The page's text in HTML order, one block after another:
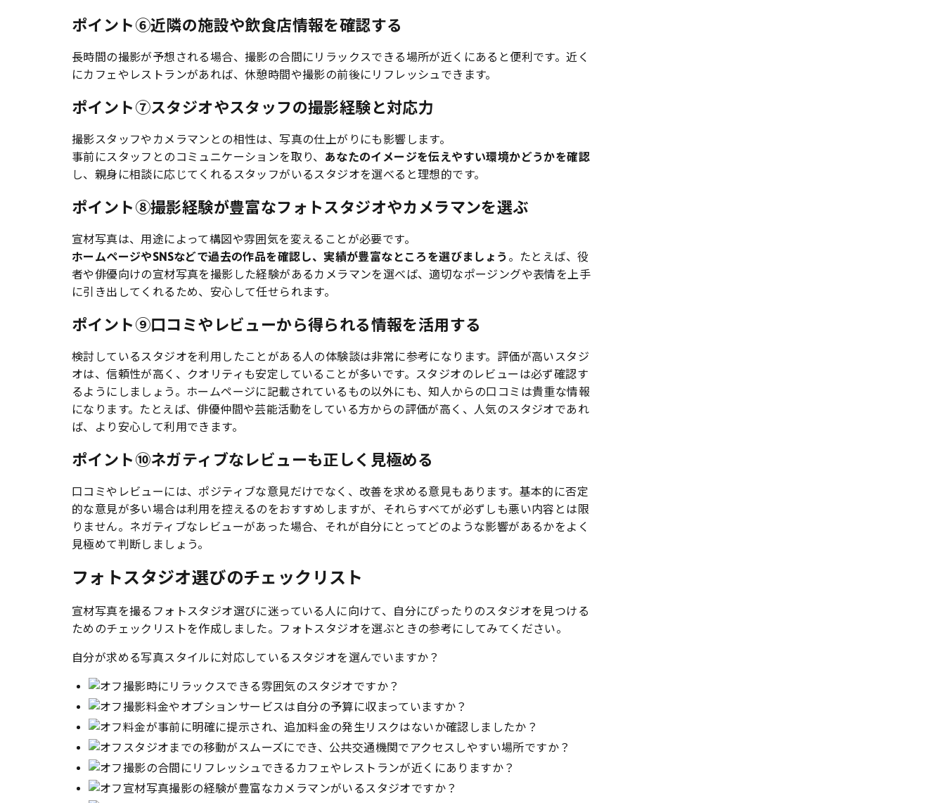
ポイント⑥近隣の施設や飲食店情報を確認する
長時間の撮影が予想される場合、撮影の合間にリラックスできる場所が近くにあると便利です。近く
にカフェやレストランがあれば、休憩時間や撮影の前後にリフレッシュできます。
ポイント⑦スタジオやスタッフの撮影経験と対応力
撮影スタッフやカメラマンとの相性は、写真の仕上がりにも影響します。
事前にスタッフとのコミュニケーションを取り、 あなたのイメージを伝えやすい環境かどうかを確認
し、親身に相談に応じてくれるスタッフがいるスタジオを選べると理想的です。
ポイント⑧撮影経験が豊富なフォトスタジオやカメラマンを選ぶ
宣材写真は、用途によって構図や雰囲気を変えることが必要です。
ホームページやSNSなどで過去の作品を確認し、実績が豊富なところを選びましょう 。たとえば、役
者や俳優向けの宣材写真を撮影した経験があるカメラマンを選べば、適切なポージングや表情を上手
に引き出してくれるため、安心して任せられます。
ポイント⑨口コミやレビューから得られる情報を活用する
検討しているスタジオを利用したことがある人の体験談は非常に参考になります。評価が高いスタジ
オは、信頼性が高く、クオリティも安定していることが多いです。スタジオのレビューは必ず確認す
るようにしましょう。ホームページに記載されているもの以外にも、知人からの口コミは貴重な情報
になります。たとえば、俳優仲間や芸能活動をしている方からの評価が高く、人気のスタジオであれ
ば、より安心して利用できます。
ポイント⑩ネガティブなレビューも正しく見極める
口コミやレビューには、ポジティブな意見だけでなく、改善を求める意見もあります。 基本的に否定
的な意見が多い場合は利用を控えるのをおすすめしますが、それらすべてが必ずしも悪い内容とは限
りません。ネガティブなレビューがあった場合、それが自分にとってどのような影響があるかをよく
見極めて判断しましょう。
フォトスタジオ選びのチェックリスト
宣材写真を撮るフォトスタジオ選びに迷っている人に向けて、自分にぴったりのスタジオを見つける
ためのチェックリストを作成しました。フォトスタジオを選ぶときの参考にしてみてください。
自分が求める写真スタイルに対応しているスタジオを選んでいますか？
撮影時にリラックスできる雰囲気のスタジオですか？
撮影料金やオプションサービスは自分の予算に収まっていますか？
料金が事前に明確に提示され、追加料金の発生リスクはないか確認しましたか？
スタジオまでの移動がスムーズにでき、公共交通機関でアクセスしやすい場所ですか？
撮影の合間にリフレッシュできるカフェやレストランが近くにありますか？
宣材写真撮影の経験が豊富なカメラマンがいるスタジオですか？